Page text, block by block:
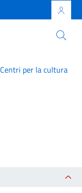
Centri per la cultura